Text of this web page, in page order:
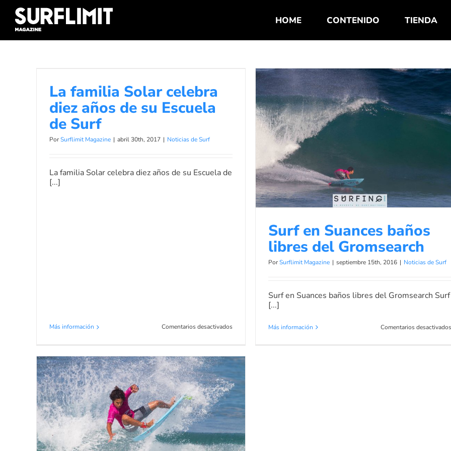
content
HOME CONTENIDO TIENDA
su Escuela de Surf
Noticias de Surf
La familia Solar celebra
diez años de su Escuela
de Surf
PorSurflimit Magazine | abril 30th, 2017 | Noticias de Surf
La familia Solar celebra diez años de su Escuela de
[...]
Más información Comentarios desactivadosen
Solar
años
de
Escuela
Surf
Surf en Suances baños libres del
Noticias de Surf
Surf en Suances baños
libres del Gromsearch
PorSurflimit Magazine | septiembre 15th, 2016 | Noticias de Surf
Surf en Suances baños libres del Gromsearch Surf
[...]
Más información Comentarios desactivados
Fotos de la final Sub 16 Gromsearch
surf en Suances